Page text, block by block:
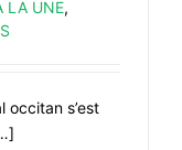
LA UNE,
occitan s’est